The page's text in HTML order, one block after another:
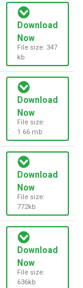
Download
Now
File size: 347
kb
Download
Now
File size:
1.66 mb
Download
Now
File size:
772kb
Download
Now
File size:
636kb